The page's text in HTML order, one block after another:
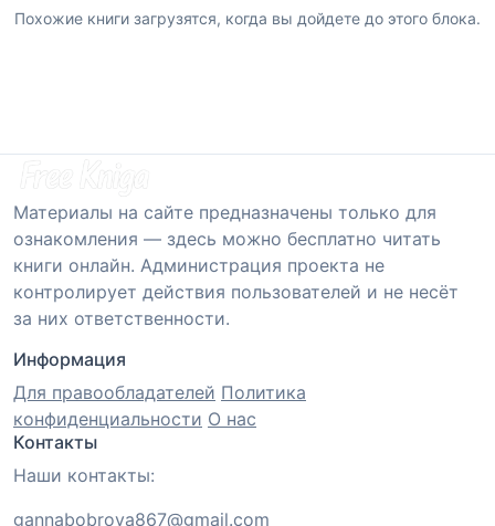
Похожие книги загрузятся, когда вы дойдете до этого блока.
Материалы на сайте предназначены только для
ознакомления — здесь можно бесплатно читать
книги онлайн. Администрация проекта не
контролирует действия пользователей и не несёт
за них ответственности.
Информация
Для правообладателей Политика
конфиденциальности О нас
Контакты
Наши контакты:
gannabobrova867@gmail.com